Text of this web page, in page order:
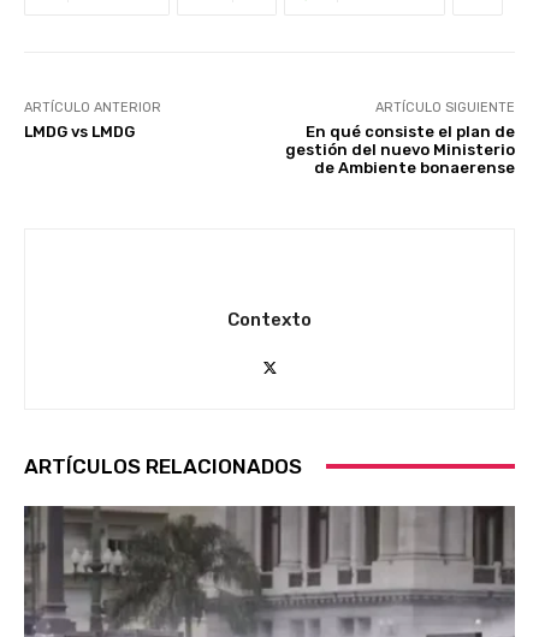
ARTÍCULO ANTERIOR
LMDG vs LMDG
ARTÍCULO SIGUIENTE
En qué consiste el plan de
gestión del nuevo Ministerio
de Ambiente bonaerense
Contexto
ARTÍCULOS RELACIONADOS